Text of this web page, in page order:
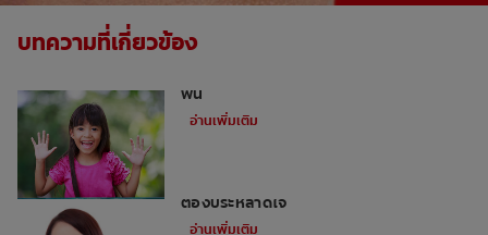
บทความที่เกี่ยวข้อง
ฟัน
อ่านเพิ่มเติม
ต้องประหลาดใจ
อ่านเพิ่มเติม